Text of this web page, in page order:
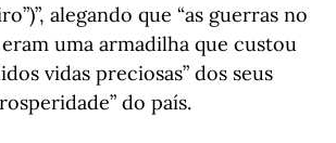
alegando que “as guerras no
uma armadilha que custou
vidas preciosas” dos seus
do país.